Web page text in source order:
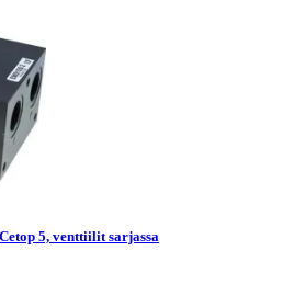
5, venttiilit sarjassa